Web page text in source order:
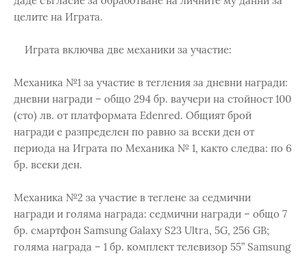
целите на Играта.
Играта включва две механики за участие:
Механика №1 за участие в тегления за дневни награди:
дневни награди – общо 294 бр. ваучери на стойност 100
(сто) лв. от платформата Edenred. Общият брой
награди е разпределен по равно за всеки ден от
периода на Играта по Механика № 1, както следва: по 6
бр. всеки ден.
Механика №2 за участие в теглене за седмични
награди и голяма награда: седмични награди – общо 7
бр. смартфон Samsung Galaxy S23 Ultra, 5G, 256 GB;
голяма награда – 1 бр. комплект телевизор 55” Samsung